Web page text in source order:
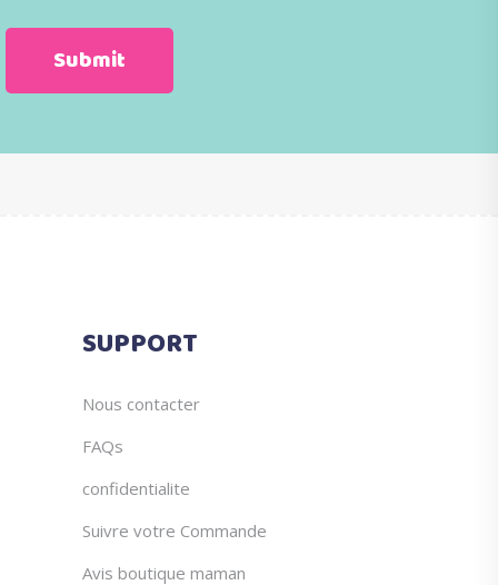
SUPPORT
Nous contacter
FAQs
confidentialite
Suivre votre Commande
Avis boutique maman